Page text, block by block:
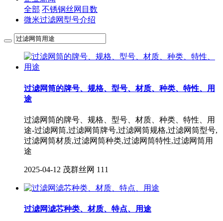
全部 不锈钢丝网目数
微米过滤网型号介绍
过滤网筒的牌号、规格、型号、材质、种类、特性、用
途
过滤网筒的牌号、规格、型号、材质、种类、特性、用
途-过滤网筒,过滤网筒牌号,过滤网筒规格,过滤网筒型号,
过滤网筒材质,过滤网筒种类,过滤网筒特性,过滤网筒用
途
2025-04-12 茂群丝网 111
过滤网滤芯种类、材质、特点、用途